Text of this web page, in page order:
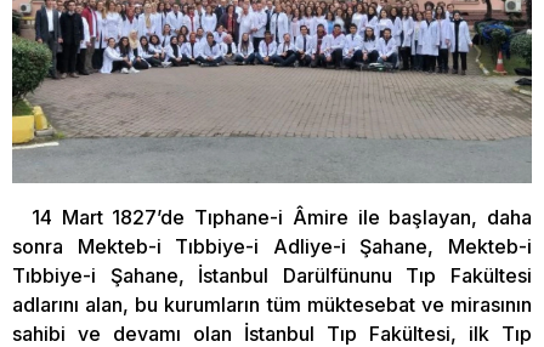
14 Mart 1827’de Tıphane-i Âmire ile başlayan, daha
sonra Mekteb-i Tıbbiye-i Adliye-i Şahane, Mekteb-i
Tıbbiye-i Şahane, İstanbul Darülfünunu Tıp Fakültesi
adlarını alan, bu kurumların tüm müktesebat ve mirasının
sahibi ve devamı olan İstanbul Tıp Fakültesi, ilk Tıp